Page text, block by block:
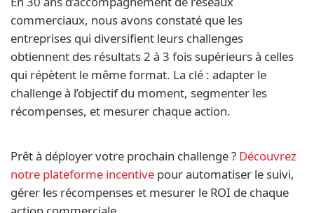
commerciaux, nous avons constaté que les
entreprises qui diversifient leurs challenges
obtiennent des résultats 2 à 3 fois supérieurs à celles
qui répètent le même format. La clé : adapter le
challenge à l’objectif du moment, segmenter les
récompenses, et mesurer chaque action.
Prêt à déployer votre prochain challenge ? Découvrez
notre plateforme incentive pour automatiser le suivi,
gérer les récompenses et mesurer le ROI de chaque